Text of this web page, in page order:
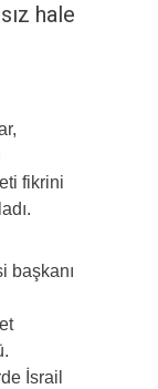
hale
fikrini
başkanı
İsrail